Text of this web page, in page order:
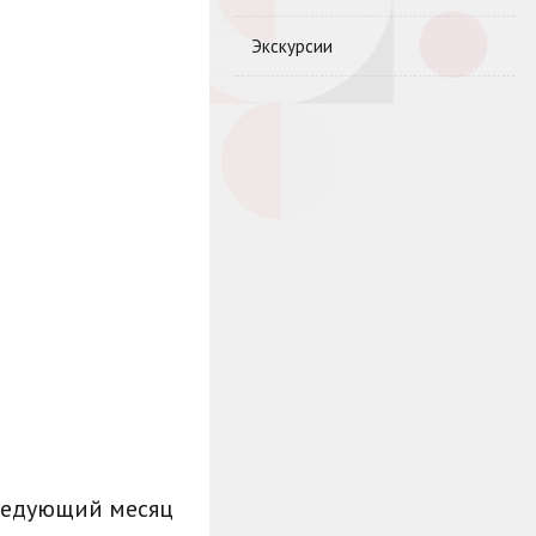
месяц
Экскурсии